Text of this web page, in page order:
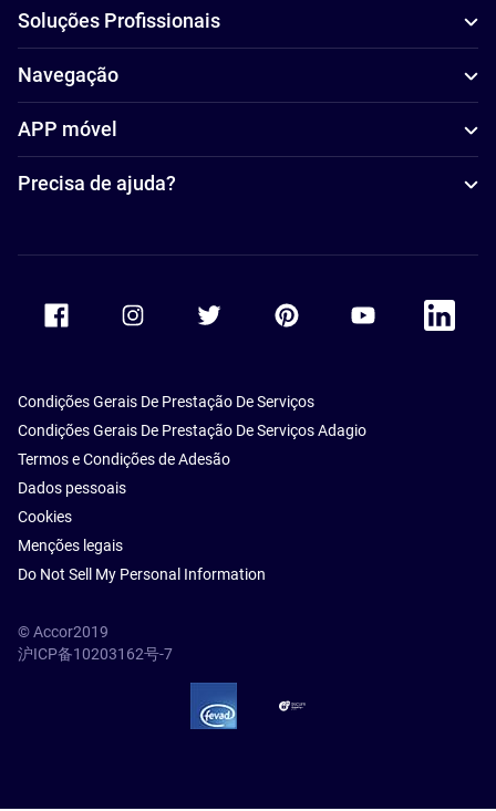
Soluções Profissionais
Navegação
APP móvel
Precisa de ajuda?
Accor Youtube
Accor
Condições Gerais De Prestação De Serviços
Condições Gerais De Prestação De Serviços Adagio
Termos e Condições de Adesão
Dados pessoais
Cookies
Menções legais
Do Not Sell My Personal Information
© Accor2019
沪ICP备10203162号-7